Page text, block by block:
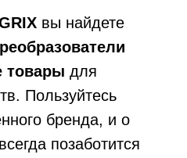
вы найдете
товары для
Пользуйтесь
бренда, и о
позаботится